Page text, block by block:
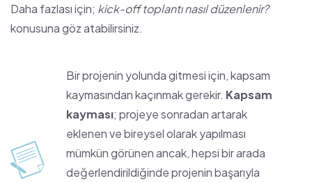
Daha fazlası için; kick-off toplantı nasıl düzenlenir?
konusuna göz atabilirsiniz.
Bir projenin yolunda gitmesi için, kapsam
kaymasından kaçınmak gerekir. Kapsam
kayması; projeye sonradan artarak
eklenen ve bireysel olarak yapılması
mümkün görünen ancak, hepsi bir arada
değerlendirildiğinde projenin başarıyla